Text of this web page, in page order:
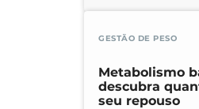
GESTÃO DE PESO
Metabolismo
descubra
seu repouso